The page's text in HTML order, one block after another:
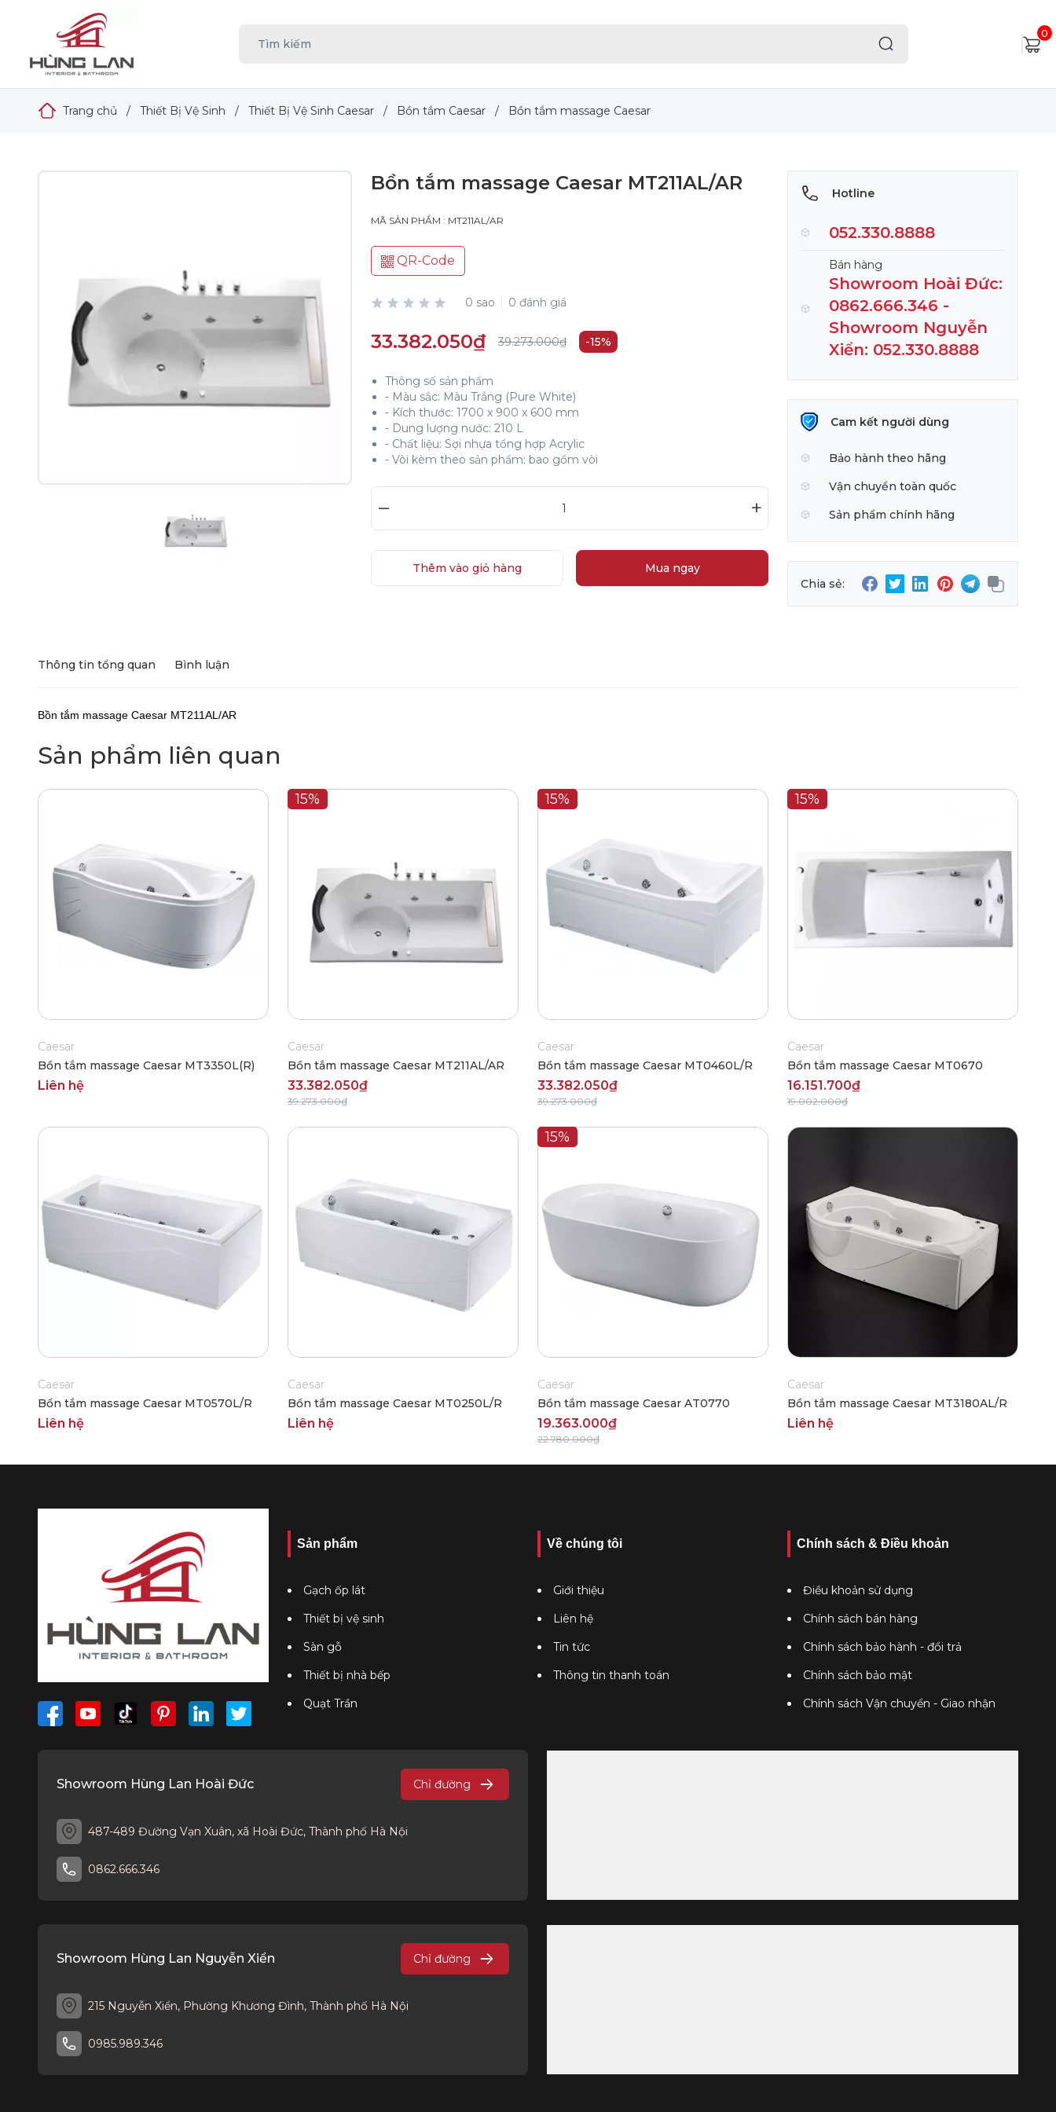
0
Trang chủ / Thiết Bị Vệ Sinh / Thiết Bị Vệ Sinh Caesar / Bồn tắm Caesar / Bồn tắm massage Caesar
Bồn tắm massage Caesar MT211AL/AR
MÃ SẢN PHẨM : MT211AL/AR
QR-Code
0 sao 0 đánh giá
33.382.050₫ 39.273.000₫ -15%
Thông số sản phẩm
- Màu sắc: Màu Trắng (Pure White)
- Kích thước: 1700 x 900 x 600 mm
- Dung lượng nước: 210 L
- Chất liệu: Sợi nhựa tổng hợp Acrylic
- Vòi kèm theo sản phẩm: bao gồm vòi
– +
Thêm vào giỏ hàng Mua ngay
Hotline
052.330.8888
Bán hàng
Showroom Hoài Đức:
0862.666.346 -
Showroom Nguyễn
Xiển: 052.330.8888
Cam kết người dùng
Bảo hành theo hãng
Vận chuyển toàn quốc
Sản phẩm chính hãng
Chia sẻ:
Thông tin tổng quan Bình luận
Bồn tắm massage Caesar MT211AL/AR
Sản phẩm liên quan
Caesar
Bồn tắm massage Caesar MT3350L(R)
Liên hệ
15%
Caesar
Bồn tắm massage Caesar MT211AL/AR
33.382.050₫
39.273.000₫
15%
Caesar
Bồn tắm massage Caesar MT0460L/R
33.382.050₫
39.273.000₫
15%
Caesar
Bồn tắm massage Caesar MT0670
16.151.700₫
19.002.000₫
Caesar
Bồn tắm massage Caesar MT0570L/R
Liên hệ
Caesar
Bồn tắm massage Caesar MT0250L/R
Liên hệ
15%
Caesar
Bồn tắm massage Caesar AT0770
19.363.000₫
22.780.000₫
Caesar
Bồn tắm massage Caesar MT3180AL/R
Liên hệ
Sản phẩm
Gạch ốp lát
Thiết bị vệ sinh
Sàn gỗ
Thiết bị nhà bếp
Quạt Trần
Về chúng tôi
Giới thiệu
Liên hệ
Tin tức
Thông tin thanh toán
Chính sách & Điều khoản
Điều khoản sử dụng
Chính sách bán hàng
Chính sách bảo hành - đổi trả
Chính sách bảo mật
Chính sách Vận chuyển - Giao nhận
Showroom Hùng Lan Hoài Đức Chỉ đường
487-489 Đường Vạn Xuân, xã Hoài Đức, Thành phố Hà Nội
0862.666.346
Showroom Hùng Lan Nguyễn Xiển Chỉ đường
215 Nguyễn Xiển, Phường Khương Đình, Thành phố Hà Nội
0985.989.346